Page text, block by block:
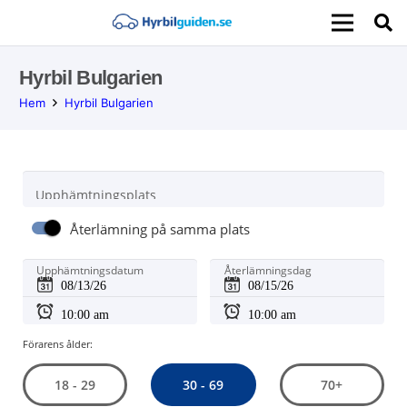
Hyrbil Bulgarien
Hem Hyrbil Bulgarien
Upphämtningsplats
Återlämning på samma plats
Upphämtningsdatum Återlämningsdag
Förarens ålder:
18 - 29 30 - 69 70+